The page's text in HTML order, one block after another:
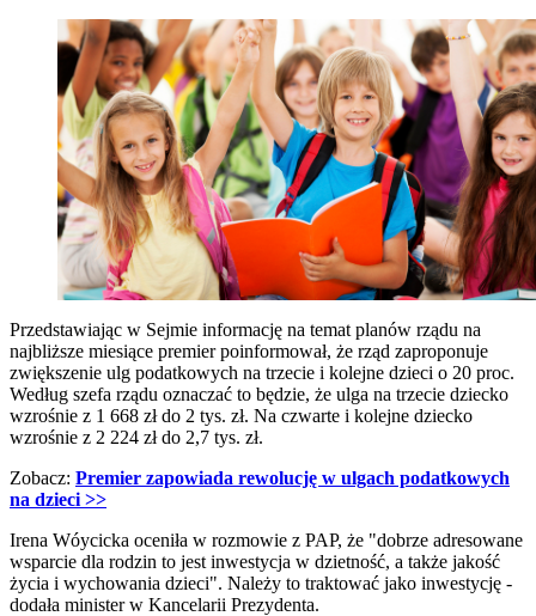
Przedstawiając w Sejmie informację na temat planów rządu na
najbliższe miesiące premier poinformował, że rząd zaproponuje
zwiększenie ulg podatkowych na trzecie i kolejne dzieci o 20 proc.
Według szefa rządu oznaczać to będzie, że ulga na trzecie dziecko
wzrośnie z 1 668 zł do 2 tys. zł. Na czwarte i kolejne dziecko
wzrośnie z 2 224 zł do 2,7 tys. zł.
Zobacz: Premier zapowiada rewolucję w ulgach podatkowych
na dzieci >>
Irena Wóycicka oceniła w rozmowie z PAP, że "dobrze adresowane
wsparcie dla rodzin to jest inwestycja w dzietność, a także jakość
życia i wychowania dzieci". Należy to traktować jako inwestycję -
dodała minister w Kancelarii Prezydenta.